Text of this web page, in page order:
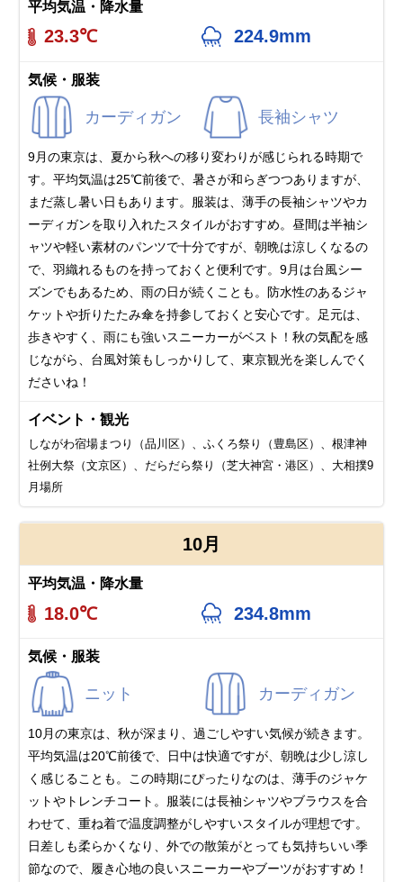
平均気温・降水量
23.3℃ 224.9mm
気候・服装
カーディガン 長袖シャツ
9月の東京は、夏から秋への移り変わりが感じられる時期で
す。平均気温は25℃前後で、暑さが和らぎつつありますが、
まだ蒸し暑い日もあります。服装は、薄手の長袖シャツやカ
ーディガンを取り入れたスタイルがおすすめ。昼間は半袖シ
ャツや軽い素材のパンツで十分ですが、朝晩は涼しくなるの
で、羽織れるものを持っておくと便利です。9月は台風シー
ズンでもあるため、雨の日が続くことも。防水性のあるジャ
ケットや折りたたみ傘を持参しておくと安心です。足元は、
歩きやすく、雨にも強いスニーカーがベスト！秋の気配を感
じながら、台風対策もしっかりして、東京観光を楽しんでく
ださいね！
イベント・観光
しながわ宿場まつり（品川区）、ふくろ祭り（豊島区）、根津神
社例大祭（文京区）、だらだら祭り（芝大神宮・港区）、大相撲9
月場所
10月
平均気温・降水量
18.0℃ 234.8mm
気候・服装
ニット カーディガン
10月の東京は、秋が深まり、過ごしやすい気候が続きます。
平均気温は20℃前後で、日中は快適ですが、朝晩は少し涼し
く感じることも。この時期にぴったりなのは、薄手のジャケ
ットやトレンチコート。服装には長袖シャツやブラウスを合
わせて、重ね着で温度調整がしやすいスタイルが理想です。
日差しも柔らかくなり、外での散策がとっても気持ちいい季
節なので、履き心地の良いスニーカーやブーツがおすすめ！